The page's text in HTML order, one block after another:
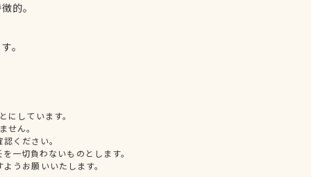
的。
。
しています。
せん。
ください。
一切負わないものとします。
うお願いいたします。